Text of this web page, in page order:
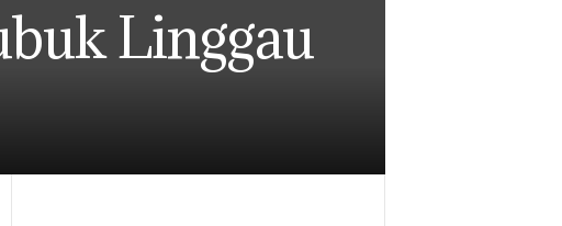
Linggau